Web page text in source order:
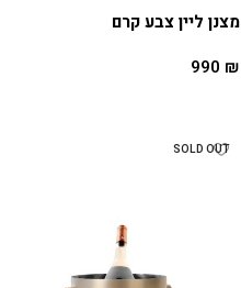
מצנן ליין צבע קרם
990 ₪
SOLD OUT